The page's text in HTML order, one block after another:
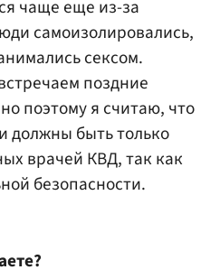
чаще еще из-за
самоизолировались,
сексом.
поздние
поэтому я считаю, что
должны быть только
врачей КВД, так как
безопасности.